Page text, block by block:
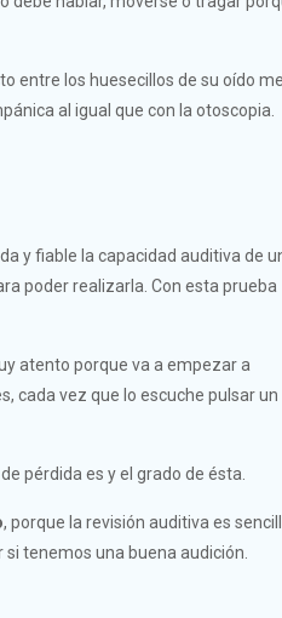
entre los huesecillos de su oído
al igual que con la otoscopia.
y fiable la capacidad auditiva de
poder realizarla. Con esta prueba
atento porque va a empezar a
cada vez que lo escuche pulsar un
pérdida es y el grado de ésta.
, porque la revisión auditiva es
tenemos una buena audición.